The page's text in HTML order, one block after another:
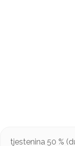
tjestenina 50 %